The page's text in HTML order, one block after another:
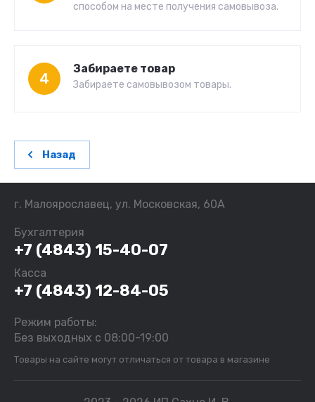
способом на месте получения самовывоза.
4
Забираете товар
Забираете самовывозом товары.
Назад
г. Малоярославец, ул. Московская, 60А
Бухгалтерия
+7 (4843) 15-40-07
Касса
+7 (4843) 12-84-05
Режим работы:
Без выходных с 08:00-19:00
Товары на сайте могут отличаться от товара в магазине